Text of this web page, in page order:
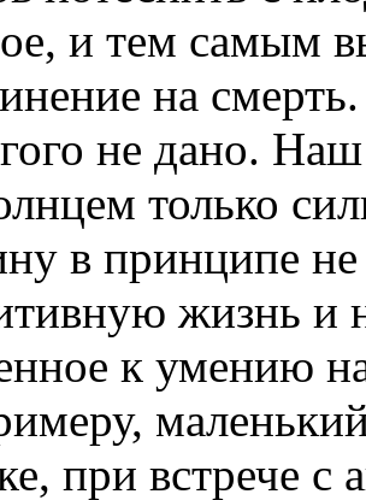
и тем самым
на смерть.
не дано.
только
в принципе
жизнь и
к умению
при встрече с